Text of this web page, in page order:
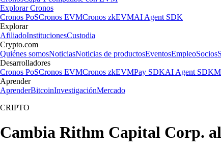
Explorar Cronos
Cronos PoSCronos EVMCronos zkEVMAI Agent SDK
Explorar
AfiliadoInstitucionesCustodia
Crypto.com
Quiénes somosNoticiasNoticias de productosEventosEmpleoSocios
Desarrolladores
Cronos PoSCronos EVMCronos zkEVMPay SDKAI Agent SDK
Aprender
AprenderBitcoinInvestigaciónMercado
CRIPTO
Cambia Rithm Capital Corp.